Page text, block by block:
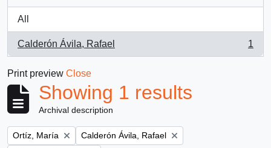
All
Calderón Ávila, Rafael
, 1 results
1
Print preview Close
Showing 1 results
Archival description
Remove filter:
Ortíz, María Remove filter:
Calderón Ávila, Rafael